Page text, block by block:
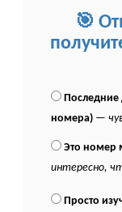
🎯
Последние
номера) —
Это
интересно,
Просто